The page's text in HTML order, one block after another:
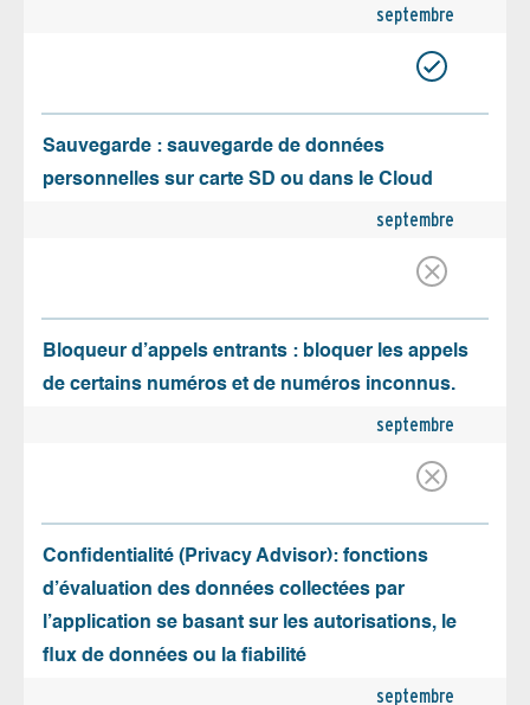
septembre
Sauvegarde : sauvegarde de données
personnelles sur carte SD ou dans le Cloud
septembre
Bloqueur d’appels entrants : bloquer les appels
de certains numéros et de numéros inconnus.
septembre
Confidentialité (Privacy Advisor): fonctions
d’évaluation des données collectées par
l’application se basant sur les autorisations, le
flux de données ou la fiabilité
septembre